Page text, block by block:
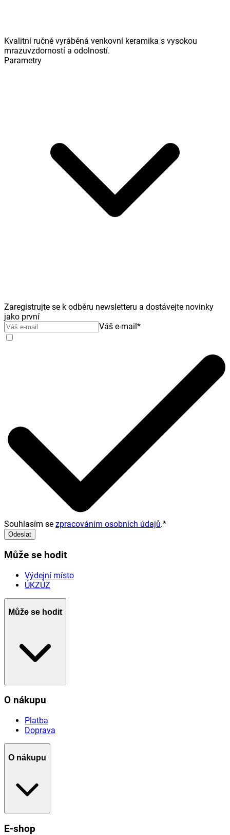
Kvalitní ručně vyráběná venkovní keramika s vysokou
mrazuvzdorností a odolností.
Parametry
Zaregistrujte se k odběru newsletteru a dostávejte novinky
jako první
Váš e-mail*
Souhlasím se zpracováním osobních údajů.*
Odeslat
Může se hodit
Výdejní místo
ÚKZÚZ
Může se hodit
O nákupu
Platba
Doprava
O nákupu
E-shop